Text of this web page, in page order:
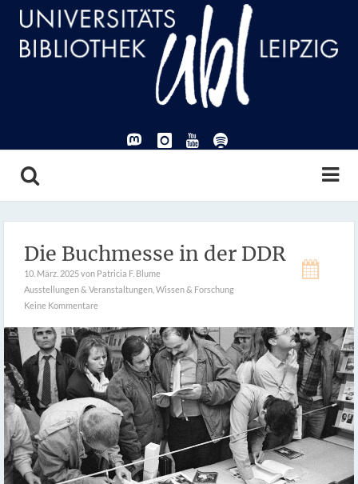
Die Buchmesse in der DDR
10. März. 2025von Patricia F. Blume
Ausstellungen & Veranstaltungen Wissen & Forschung
Keine Kommentare